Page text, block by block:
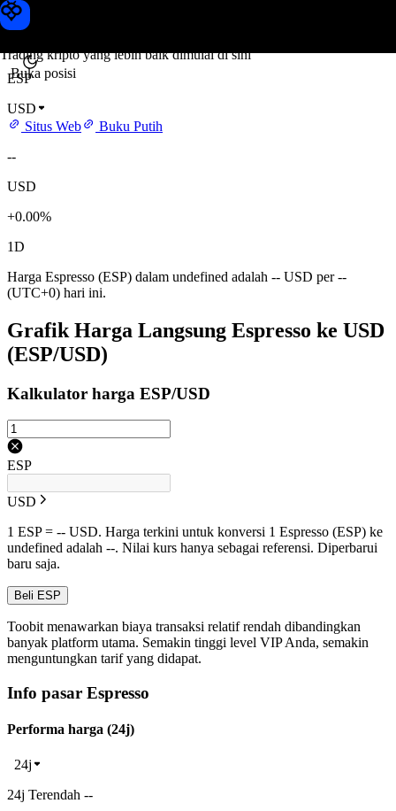
Trading kripto yang lebih baik dimulai di sini
Buka posisi
Harga Espresso
ESP
USD
Situs Web
Buku Putih
--
USD
+0.00%
1D
Harga Espresso (ESP) dalam undefined adalah -- USD per --
(UTC+0) hari ini.
Grafik Harga Langsung Espresso ke USD
(ESP/USD)
Kalkulator harga ESP/USD
ESP
USD
1 ESP = -- USD. Harga terkini untuk konversi 1 Espresso (ESP) ke
undefined adalah --. Nilai kurs hanya sebagai referensi. Diperbarui
baru saja.
Beli ESP
Toobit menawarkan biaya transaksi relatif rendah dibandingkan
banyak platform utama. Semakin tinggi level VIP Anda, semakin
menguntungkan tarif yang didapat.
Info pasar Espresso
Performa harga (24j)
24j
24j Terendah --